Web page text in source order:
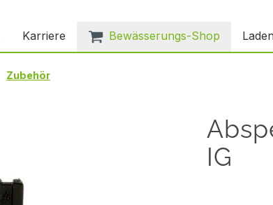
Karriere Bewässerungs-Shop
Zubehör
IG